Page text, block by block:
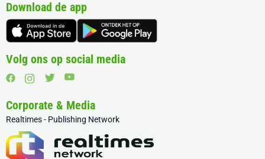
Download de app
Volg ons op social media
Corporate & Media
Realtimes - Publishing Network